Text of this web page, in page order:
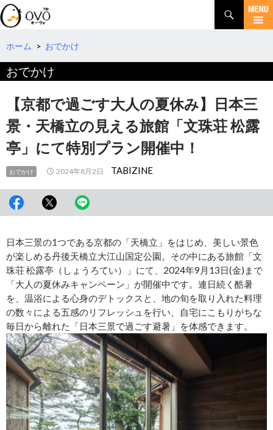
検
索
コ
テ
ツ
へ
ホーム > おでかけ
おでかけ
【京都で過ごす大人の夏休み】日本三
景・天橋立の見える旅館「文珠荘 松露
亭」にて特別プラン開催中！
おでかけ 2024年8月2日 TABIZINE
日本三景の1つである京都の「天橋立」をはじめ、美しい景色
が楽しめる丹後天橋立大江山国定公園。その中にある旅館「文
珠荘 松露亭（しょうろてい）」にて、2024年9月13日(金)まで
「大人の夏休みキャンペーン」が開催中です。連日続く酷暑
を、温浴による心身のデトックスと、地の旬を取り入れた料理
の数々による五感のリフレッシュを行い、自宅にこもりがちな
毎日から離れた「日本三景で過ごす避暑」を体感できます。